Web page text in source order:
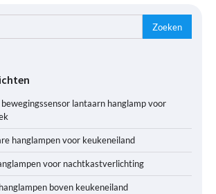
lantaarn hanglamp voor
hanglampen voor keukeneiland
voor nachtkastverlichting
boven keukeneiland